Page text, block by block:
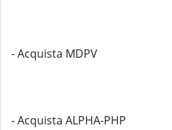
- Acquista MDPV
- Acquista ALPHA-PHP